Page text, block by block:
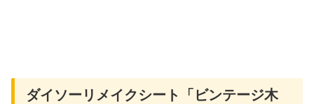
ダイソーリメイクシート「ビンテージ木